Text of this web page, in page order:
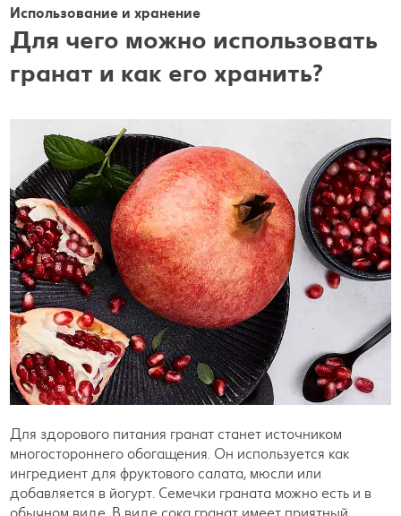
Использование и хранение
Для чего можно использовать
гранат и как его хранить?
Для здорового питания гранат станет источником
многостороннего обогащения. Он используется как
ингредиент для фруктового салата, мюсли или
добавляется в йогурт. Семечки граната можно есть и в